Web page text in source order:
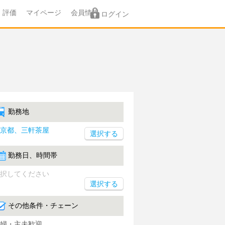
評価 マイページ 会員情報 ログイン
勤務地
都、三軒茶屋
勤務日、時間帯
してください
選択する
その他条件・チェーン